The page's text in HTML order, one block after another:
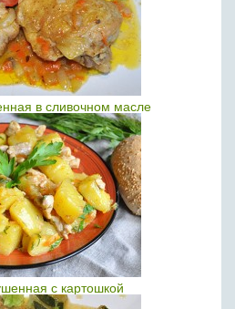
в сливочном масле
с картошкой